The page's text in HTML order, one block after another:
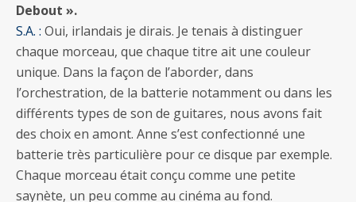
Debout ».
S.A. : Oui, irlandais je dirais. Je tenais à distinguer
chaque morceau, que chaque titre ait une couleur
unique. Dans la façon de l’aborder, dans
l’orchestration, de la batterie notamment ou dans les
différents types de son de guitares, nous avons fait
des choix en amont. Anne s’est confectionné une
batterie très particulière pour ce disque par exemple.
Chaque morceau était conçu comme une petite
saynète, un peu comme au cinéma au fond.